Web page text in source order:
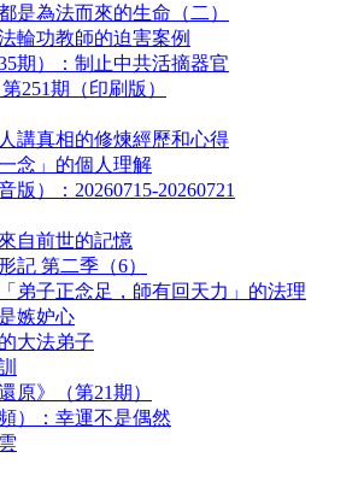
是為法而來的生命（二）
輪功教師的迫害案例
期）：制止中共活摘器官
251期（印刷版）
講真相的修煉經歷和心得
念」的個人理解
版）：20260715-20260721
自前世的記憶
記 第二季（6）
弟子正念足，師有回天力」的法理
嫉妒心
大法弟子
原》（第21期）
）：幸運不是偶然